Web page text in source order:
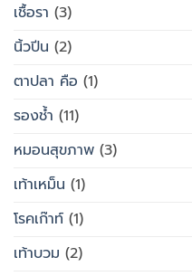
เชื้อรา (3)
นิ้วปีน (2)
ตาปลา คือ (1)
รองช้ำ (11)
หมอนสุขภาพ (3)
เท้าเหม็น (1)
โรคเก๊าท์ (1)
เท้าบวม (2)